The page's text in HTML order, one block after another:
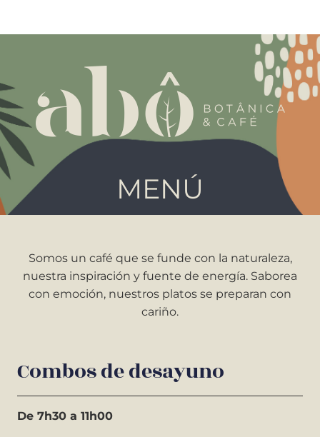
MENÚ
Somos un café que se funde con la naturaleza,
nuestra inspiración y fuente de energía. Saborea
con emoción, nuestros platos se preparan con
cariño.
Combos de desayuno
De 7h30 a 11h00